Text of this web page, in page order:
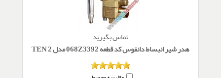
تماس بگیرید
هدر شیر انبساط دانفوس کد قطعه 068Z3392 مدل TEN 2